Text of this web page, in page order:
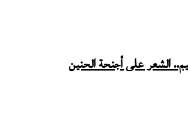
الشعر على أجنحة الحنين